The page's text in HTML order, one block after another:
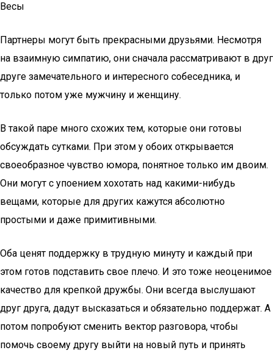
Весы
Партнеры могут быть прекрасными друзьями. Несмотря
на взаимную симпатию, они сначала рассматривают в друг
друге замечательного и интересного собеседника, и
только потом уже мужчину и женщину.
В такой паре много схожих тем, которые они готовы
обсуждать сутками. При этом у обоих открывается
своеобразное чувство юмора, понятное только им двоим.
Они могут с упоением хохотать над какими-нибудь
вещами, которые для других кажутся абсолютно
простыми и даже примитивными.
Оба ценят поддержку в трудную минуту и каждый при
этом готов подставить свое плечо. И это тоже неоценимое
качество для крепкой дружбы. Они всегда выслушают
друг друга, дадут высказаться и обязательно поддержат. А
потом попробуют сменить вектор разговора, чтобы
помочь своему другу выйти на новый путь и принять